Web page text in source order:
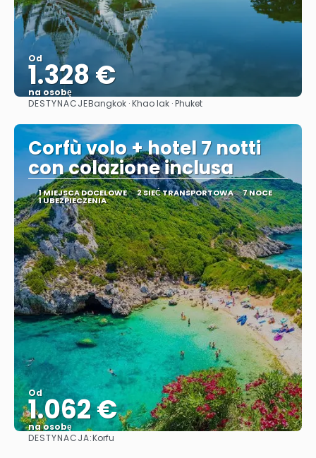
Od
1.328 €
na osobę
Zobacz
DESTYNACJEBangkok · Khao lak · Phuket
Corfù volo + hotel 7 notti
con colazione inclusa
1 MIEJSCA DOCELOWE 2 SIEĆ TRANSPORTOWA 7 NOCE
1 UBEZPIECZENIA
Od
1.062 €
na osobę
DESTYNACJA:Korfu